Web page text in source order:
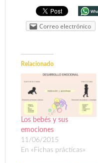
Correo electrónico
Relacionado
Los bebés y sus
emociones
11/06/2015
En «Fichas prácticas»